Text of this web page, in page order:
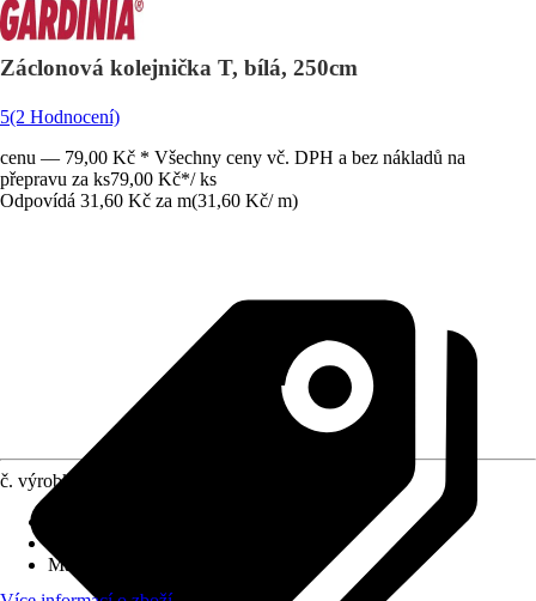
Záclonová kolejnička T, bílá, 250cm
5(2 Hodnocení)
cenu — 79,00 Kč * Všechny ceny vč. DPH a bez nákladů na
přepravu za ks79,00 Kč*/ ks
Odpovídá 31,60 Kč za m(31,60 Kč/ m)
č. výrobku
Materiál